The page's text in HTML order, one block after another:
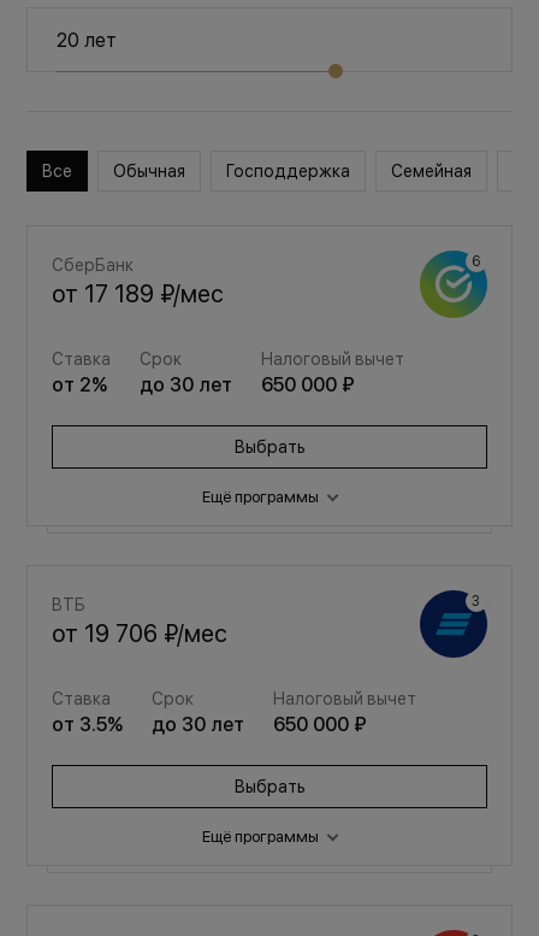
Все Обычная Господдержка Семейная
СберБанк
от 17 189 ₽/мес
Ставка
от 2%
Срок
до 30 лет
Налоговый вычет
650 000 ₽
Выбрать
Ещё программы
от23 016 ₽ /мес
от3.5% до30 650 000 ₽
Выбрать
ВТБ
от 19 706 ₽/мес
Ставка
от 3.5%
Срок
до 30 лет
Налоговый вычет
650 000 ₽
Выбрать
Ещё программы